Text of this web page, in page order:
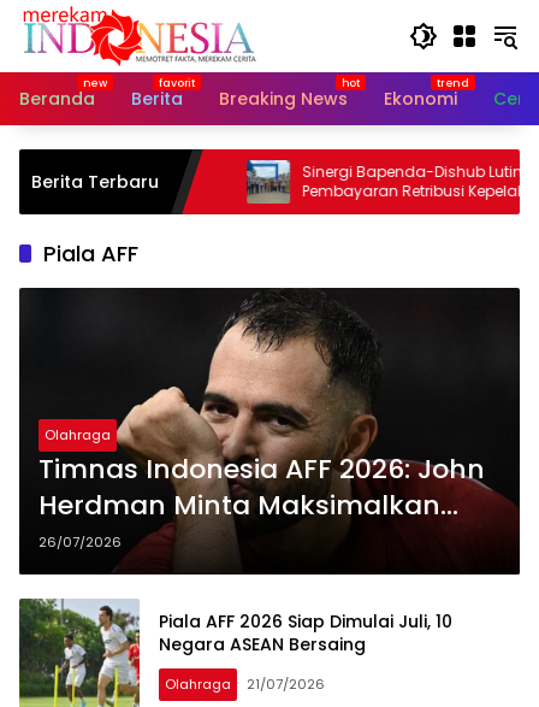
Langsung
Beranda
Berita Breaking News Ekonomi
Berita Terbaru
Irwan Soroti
Hingga Ancam
Sinergi Bapenda-Dishub Lutim,
Pembayaran Retribusi
Kini Bisa Lewat QRIS
Piala AFF
Olahraga
Timnas Indonesia AFF 2026: John
Herdman Minta Maksimalkan
Kekuatan
26/07/2026
Piala AFF 2026 Siap Dimulai Juli, 10
Negara ASEAN Bersaing
Olahraga 21/07/2026